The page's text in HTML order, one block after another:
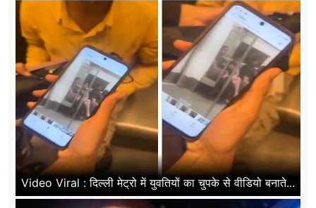
Video Viral : दिल्ली मेट्रो में युवतियों का चुपके से वीडियो बनाते...